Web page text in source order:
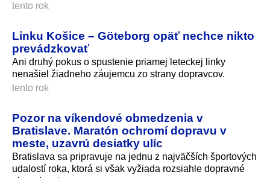
tento rok
Linku Košice – Göteborg opäť nechce nikto
prevádzkovať
Ani druhý pokus o spustenie priamej leteckej linky
nenašiel žiadneho záujemcu zo strany dopravcov.
tento rok
Pozor na víkendové obmedzenia v
Bratislave. Maratón ochromí dopravu v
meste, uzavrú desiatky ulíc
Bratislava sa pripravuje na jednu z najväčších športových
udalostí roka, ktorá si však vyžiada rozsiahle dopravné